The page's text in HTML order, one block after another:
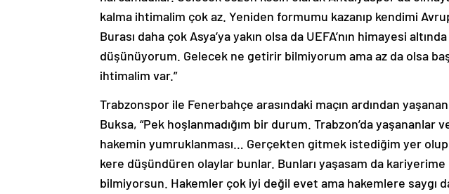
kalma ihtimalim çok az. Yeniden formumu kazanıp kendimi
Burası daha çok Asya’ya yakın olsa da UEFA’nın himayesi
düşünüyorum. Gelecek ne getirir bilmiyorum ama az da olsa
ihtimalim var.”
Trabzonspor ile Fenerbahçe arasındaki maçın ardından
Buksa, “Pek hoşlanmadığım bir durum. Trabzon’da yaşananlar
hakemin yumruklanması… Gerçekten gitmek istediğim yer olup
kere düşündüren olaylar bunlar. Bunları yaşasam da kariyerime
bilmiyorsun. Hakemler çok iyi değil evet ama hakemlere saygı